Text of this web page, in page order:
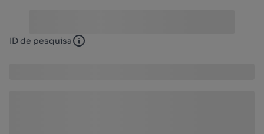
ID de pesquisa ID de pesquisa